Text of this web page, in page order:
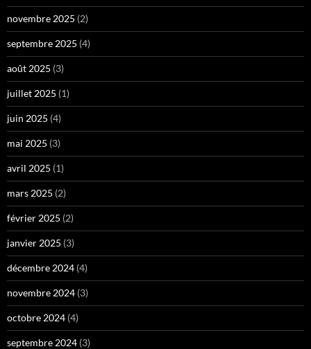
novembre 2025 (2)
septembre 2025 (4)
août 2025 (3)
juillet 2025 (1)
juin 2025 (4)
mai 2025 (3)
avril 2025 (1)
mars 2025 (2)
février 2025 (2)
janvier 2025 (3)
décembre 2024 (4)
novembre 2024 (3)
octobre 2024 (4)
septembre 2024 (3)